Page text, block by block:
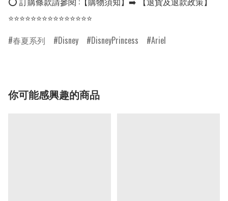
⭐⭐⭐⭐⭐⭐⭐⭐⭐⭐⭐⭐⭐⭐⭐
春夏系列
Disney DisneyPrincess Ariel
你可能感興趣的商品